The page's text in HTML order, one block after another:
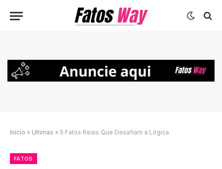
Início » Ultimas » 5 Fatos Reais Que Desafiam a Lógica
FATOS